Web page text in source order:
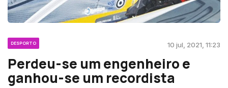
DESPORTO 10 jul, 2021, 11:23
Perdeu-se um engenheiro e
ganhou-se um recordista